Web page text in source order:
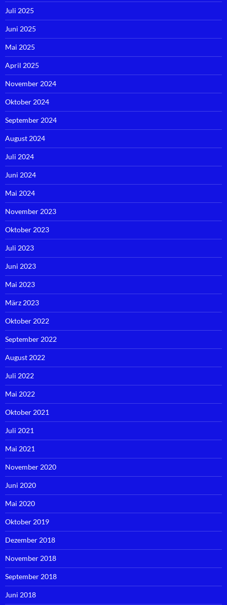
Juli 2025
Juni 2025
Mai 2025
April 2025
November 2024
Oktober 2024
September 2024
August 2024
Juli 2024
Juni 2024
Mai 2024
November 2023
Oktober 2023
Juli 2023
Juni 2023
Mai 2023
März 2023
Oktober 2022
September 2022
August 2022
Juli 2022
Mai 2022
Oktober 2021
Juli 2021
Mai 2021
November 2020
Juni 2020
Mai 2020
Oktober 2019
Dezember 2018
November 2018
September 2018
Juni 2018